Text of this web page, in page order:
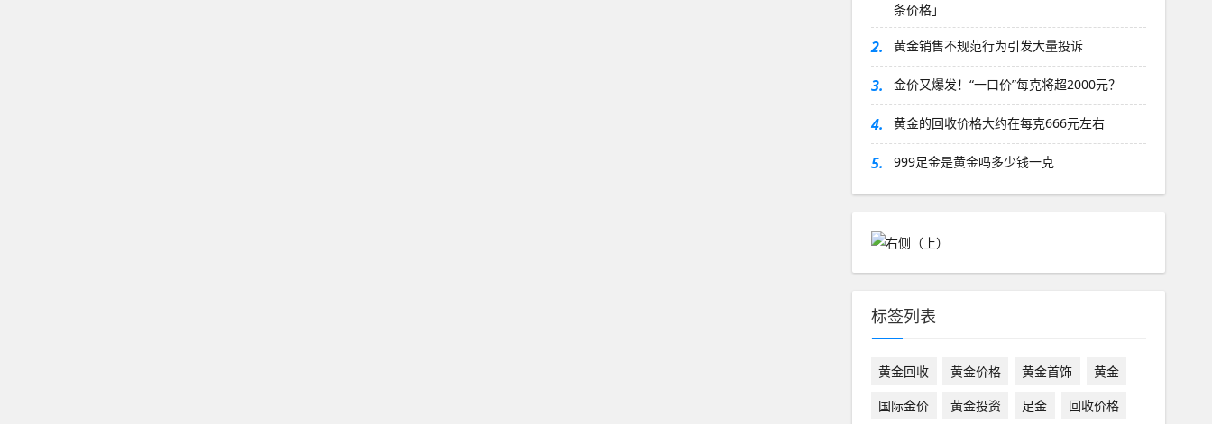
条价格」
2. 黄金销售不规范行为引发大量投诉
3. 金价又爆发！“一口价”每克将超2000元？
4. 黄金的回收价格大约在每克666元左右
5. 999足金是黄金吗多少钱一克
标签列表
黄金回收 黄金价格 黄金首饰
黄金
国际金价
黄金投资 足金
回收价格